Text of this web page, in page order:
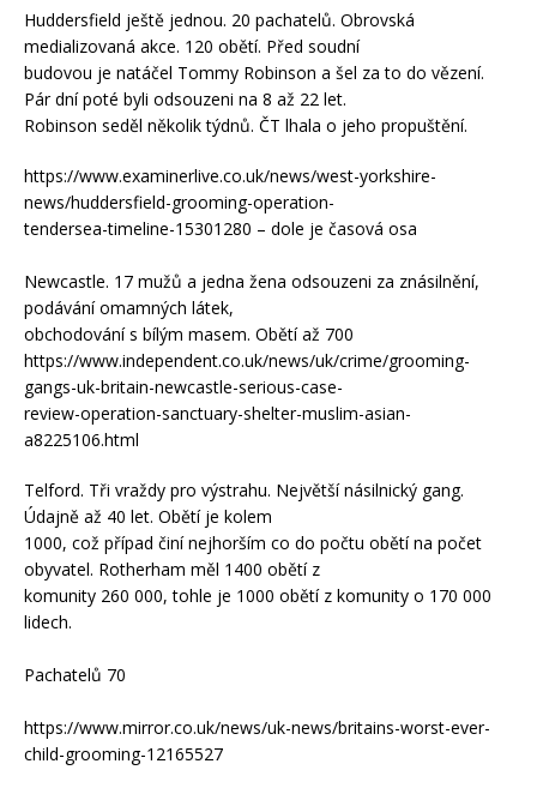
Huddersfield ještě jednou. 20 pachatelů. Obrovská
medializovaná akce. 120 obětí. Před soudní
budovou je natáčel Tommy Robinson a šel za to do vězení.
Pár dní poté byli odsouzeni na 8 až 22 let.
Robinson seděl několik týdnů. ČT lhala o jeho propuštění.
https://www.examinerlive.co.uk/news/west-yorkshire-
news/huddersfield-grooming-operation-
tendersea-timeline-15301280 – dole je časová osa
Newcastle. 17 mužů a jedna žena odsouzeni za znásilnění,
podávání omamných látek,
obchodování s bílým masem. Obětí až 700
https://www.independent.co.uk/news/uk/crime/grooming-
gangs-uk-britain-newcastle-serious-case-
review-operation-sanctuary-shelter-muslim-asian-
a8225106.html
Telford. Tři vraždy pro výstrahu. Největší násilnický gang.
Údajně až 40 let. Obětí je kolem
1000, což případ činí nejhorším co do počtu obětí na počet
obyvatel. Rotherham měl 1400 obětí z
komunity 260 000, tohle je 1000 obětí z komunity o 170 000
lidech.
Pachatelů 70
https://www.mirror.co.uk/news/uk-news/britains-worst-ever-
child-grooming-12165527